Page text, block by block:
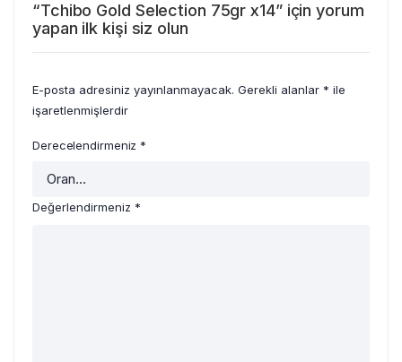
“Tchibo Gold Selection 75gr x14” için yorum
yapan ilk kişi siz olun
E-posta adresiniz yayınlanmayacak. Gerekli alanlar * ile
işaretlenmişlerdir
Derecelendirmeniz *
Değerlendirmeniz *